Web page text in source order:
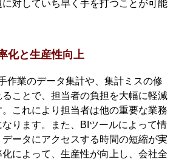
対していち早く手を打つことが可能
化と生産性向上
作業のデータ集計や、集計ミスの修
ことで、担当者の負担を大幅に軽減
これにより担当者は他の重要な業務
ります。また、BIツールによって情
ータにアクセスする時間の短縮が実
によって、生産性が向上し、会社全